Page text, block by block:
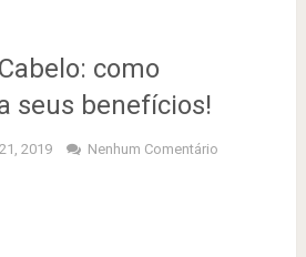
como
seus benefícios!
2019 Nenhum Comentário